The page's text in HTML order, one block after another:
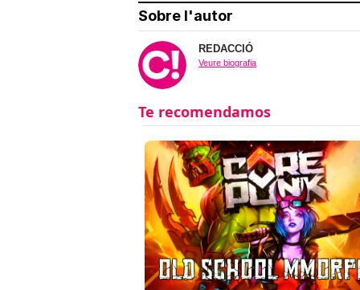
Sobre l'autor
REDACCIÓ
Veure biografia